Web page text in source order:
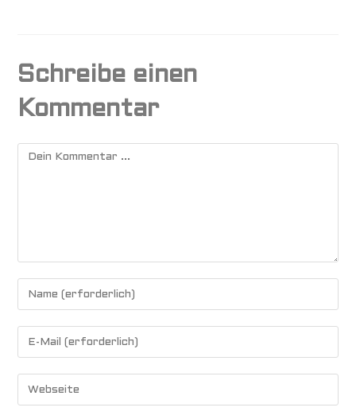
Schreibe einen
Kommentar